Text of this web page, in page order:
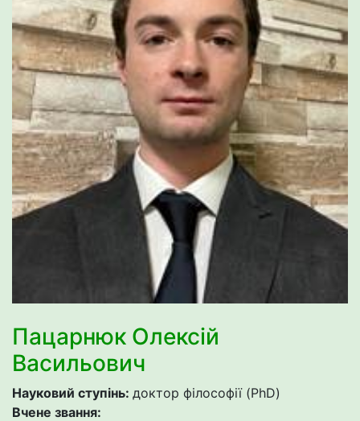
Пацарнюк Олексій
Васильович
Науковий ступінь: доктор філософії (PhD)
Вчене звання: